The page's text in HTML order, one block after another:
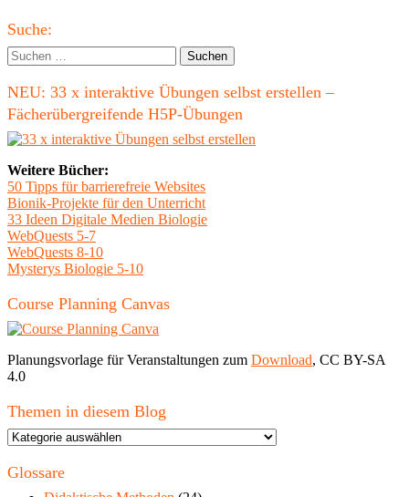
Haupt-
Seitenleiste
Suche:
Suchen
nach:
NEU: 33 x interaktive Übungen selbst erstellen –
Fächerübergreifende H5P-Übungen
Weitere Bücher:
50 Tipps für barrierefreie Websites
Bionik-Projekte für den Unterricht
33 Ideen Digitale Medien Biologie
WebQuests 5-7
WebQuests 8-10
Mysterys Biologie 5-10
Course Planning Canvas
Planungsvorlage für Veranstaltungen zum Download, CC BY-SA
4.0
Themen in diesem Blog
Themen
diesem
Glossare